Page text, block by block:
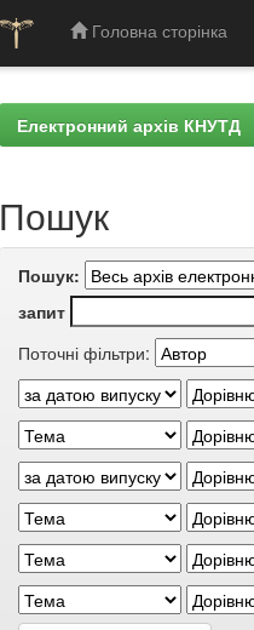
Головна сторінка
Електронний архів КНУТД
Пошук
Пошук:
запит
Поточні фільтри: